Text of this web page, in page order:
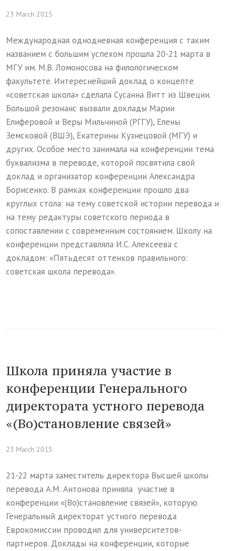
23 March 2015
Международная однодневная конференция с таким
названием с большим успехом прошла 20-21 марта в
МГУ им. М.В. Ломоносова на филологическом
факультете. Интереснейший доклад о концепте
«советская школа» сделала Сусанна Витт из Швеции.
Большой резонанс вызвали доклады Марии
Елиферовой и Веры Мильчиной (РГГУ), Елены
Земсковой (ВШЭ), Екатерины Кузнецовой (МГУ) и
других. Особое место занимала на конференции тема
буквализма в переводе, которой посвятила свой
доклад и организатор конференции Александра
Борисенко. В рамках конференции прошло два
круглых стола: на тему советской истории перевода и
на тему редактуры советского периода в
сопоставлении с современным состоянием. Школу на
конференции представляла И.С. Алексеева с
докладом: «Пятьдесят оттенков правильного:
советская школа перевода».
Школа приняла участие в
конференции Генерального
директората устного перевода
«(Во)становление связей»
23 March 2015
21-22 марта заместитель директора Высшей школы
перевода А.М. Антонова приняла участие в
конференции «(Во)становление связей», которую
Генеральный директорат устного перевода
Еврокомиссии проводил для университетов-
партнеров. Доклады на конференции, которые